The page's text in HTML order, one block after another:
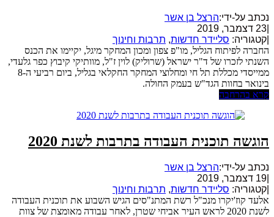
נכתב על-ידי:הרצל בן אשר
23 דצמבר, 2019
קטגוריה: סליידר חדשות, תרבות וחינוך
החברה לפיתוח הגליל, מו"פ צפון ומכון המחקר מיגל, יקיימו את הכנס
השנתי לזכרו של ד"ר ישראל (שרוליק) לוין ז"ל, מוותיקי קיבוץ כפר גלעדי,
ממייסדי מכללת תל חי ומחלוצי המחקר החקלאי בגליל, ביום רביעי ה-8
בינואר בחוות הגד"ש בעמק החולה.
קרא בהרחבה
הוגשה תוכנית העבודה בתרבות לשנת 2020
נכתב על-ידי:הרצל בן אשר
19 דצמבר, 2019
קטגוריה: סליידר חדשות, תרבות וחינוך
אלעד קוז'יקרו מנכ"ל רשת המתנ"סים הגיש השבוע את תוכנית העבודה
לשנת 2020 לראש העיר אביחי שטרן, לאחר עבודה מאומצת של צוות